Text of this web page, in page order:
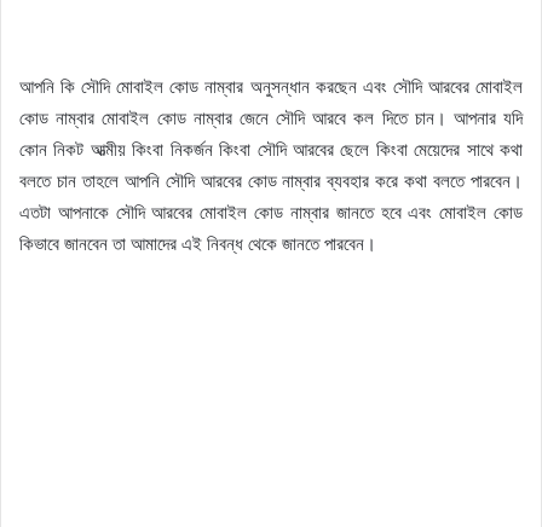
আপনি কি সৌদি মোবাইল কোড নাম্বার অনুসন্ধান করছেন এবং সৌদি আরবের মোবাইল
কোড নাম্বার মোবাইল কোড নাম্বার জেনে সৌদি আরবে কল দিতে চান। আপনার যদি
কোন নিকট আত্মীয় কিংবা নিকর্জন কিংবা সৌদি আরবের ছেলে কিংবা মেয়েদের সাথে কথা
বলতে চান তাহলে আপনি সৌদি আরবের কোড নাম্বার ব্যবহার করে কথা বলতে পারবেন।
এতটা আপনাকে সৌদি আরবের মোবাইল কোড নাম্বার জানতে হবে এবং মোবাইল কোড
কিভাবে জানবেন তা আমাদের এই নিবন্ধ থেকে জানতে পারবেন।